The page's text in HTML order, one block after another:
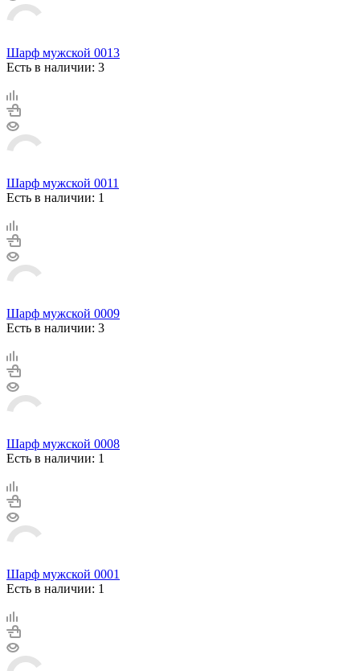
Шарф мужской 0013
Есть в наличии: 3
Шарф мужской 0011
Есть в наличии: 1
Шарф мужской 0009
Есть в наличии: 3
Шарф мужской 0008
Есть в наличии: 1
Шарф мужской 0001
Есть в наличии: 1